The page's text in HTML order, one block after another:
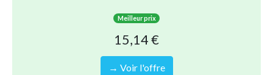
Le brassard en forme de tambour arbore
Il s’avère très utile pour aider les jeunes nageurs à prendre
Meilleur prix
15,14 €
→ Voir l'offre